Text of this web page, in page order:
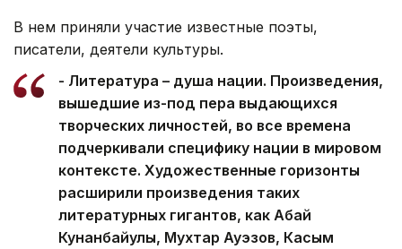
В нем приняли участие известные поэты,
писатели, деятели культуры.
- Литература – душа нации. Произведения,
вышедшие из-под пера выдающихся
творческих личностей, во все времена
подчеркивали специфику нации в мировом
контексте. Художественные горизонты
расширили произведения таких
литературных гигантов, как Абай
Кунанбайулы, Мухтар Ауэзов, Касым